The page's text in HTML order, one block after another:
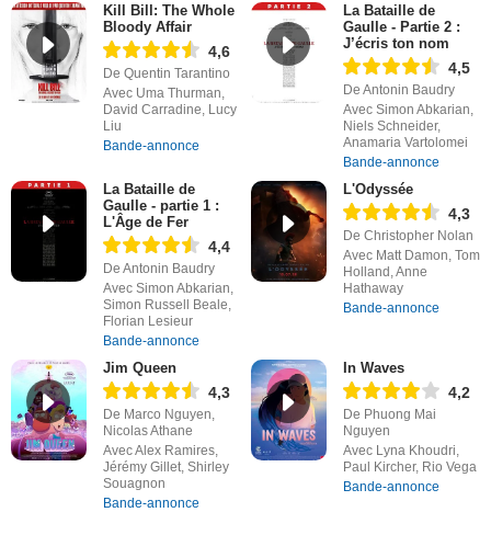
Kill Bill: The Whole
Bloody Affair
4,6
De Quentin Tarantino
Avec Uma Thurman,
David Carradine, Lucy
Liu
Bande-annonce
La Bataille de
Gaulle - Partie 2 :
J’écris ton nom
4,5
De Antonin Baudry
Avec Simon Abkarian,
Niels Schneider,
Anamaria Vartolomei
Bande-annonce
La Bataille de
Gaulle - partie 1 :
L'Âge de Fer
4,4
De Antonin Baudry
Avec Simon Abkarian,
Simon Russell Beale,
Florian Lesieur
Bande-annonce
L'Odyssée
4,3
De Christopher Nolan
Avec Matt Damon, Tom
Holland, Anne
Hathaway
Bande-annonce
Jim Queen
4,3
De Marco Nguyen,
Nicolas Athane
Avec Alex Ramires,
Jérémy Gillet, Shirley
Souagnon
Bande-annonce
In Waves
4,2
De Phuong Mai
Nguyen
Avec Lyna Khoudri,
Paul Kircher, Rio Vega
Bande-annonce